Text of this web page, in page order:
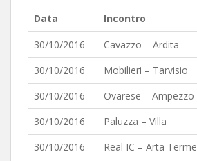
Data
Incontro
30/10/2016
Cavazzo – Ardita
30/10/2016
Mobilieri – Tarvisio
30/10/2016
Ovarese – Ampezzo
30/10/2016
Paluzza – Villa
30/10/2016
Real IC – Arta Terme